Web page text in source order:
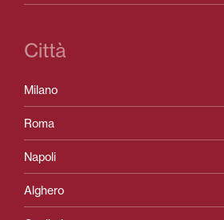
Città
Milano
Roma
Napoli
Alghero